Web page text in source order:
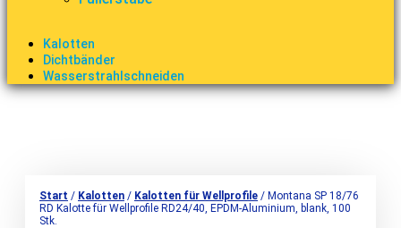
Kalotten
Dichtbänder
Wasserstrahlschneiden
Start / Kalotten / Kalotten für Wellprofile / Montana SP 18/76
RD Kalotte für Wellprofile RD24/40, EPDM-Aluminium, blank, 100
Stk.